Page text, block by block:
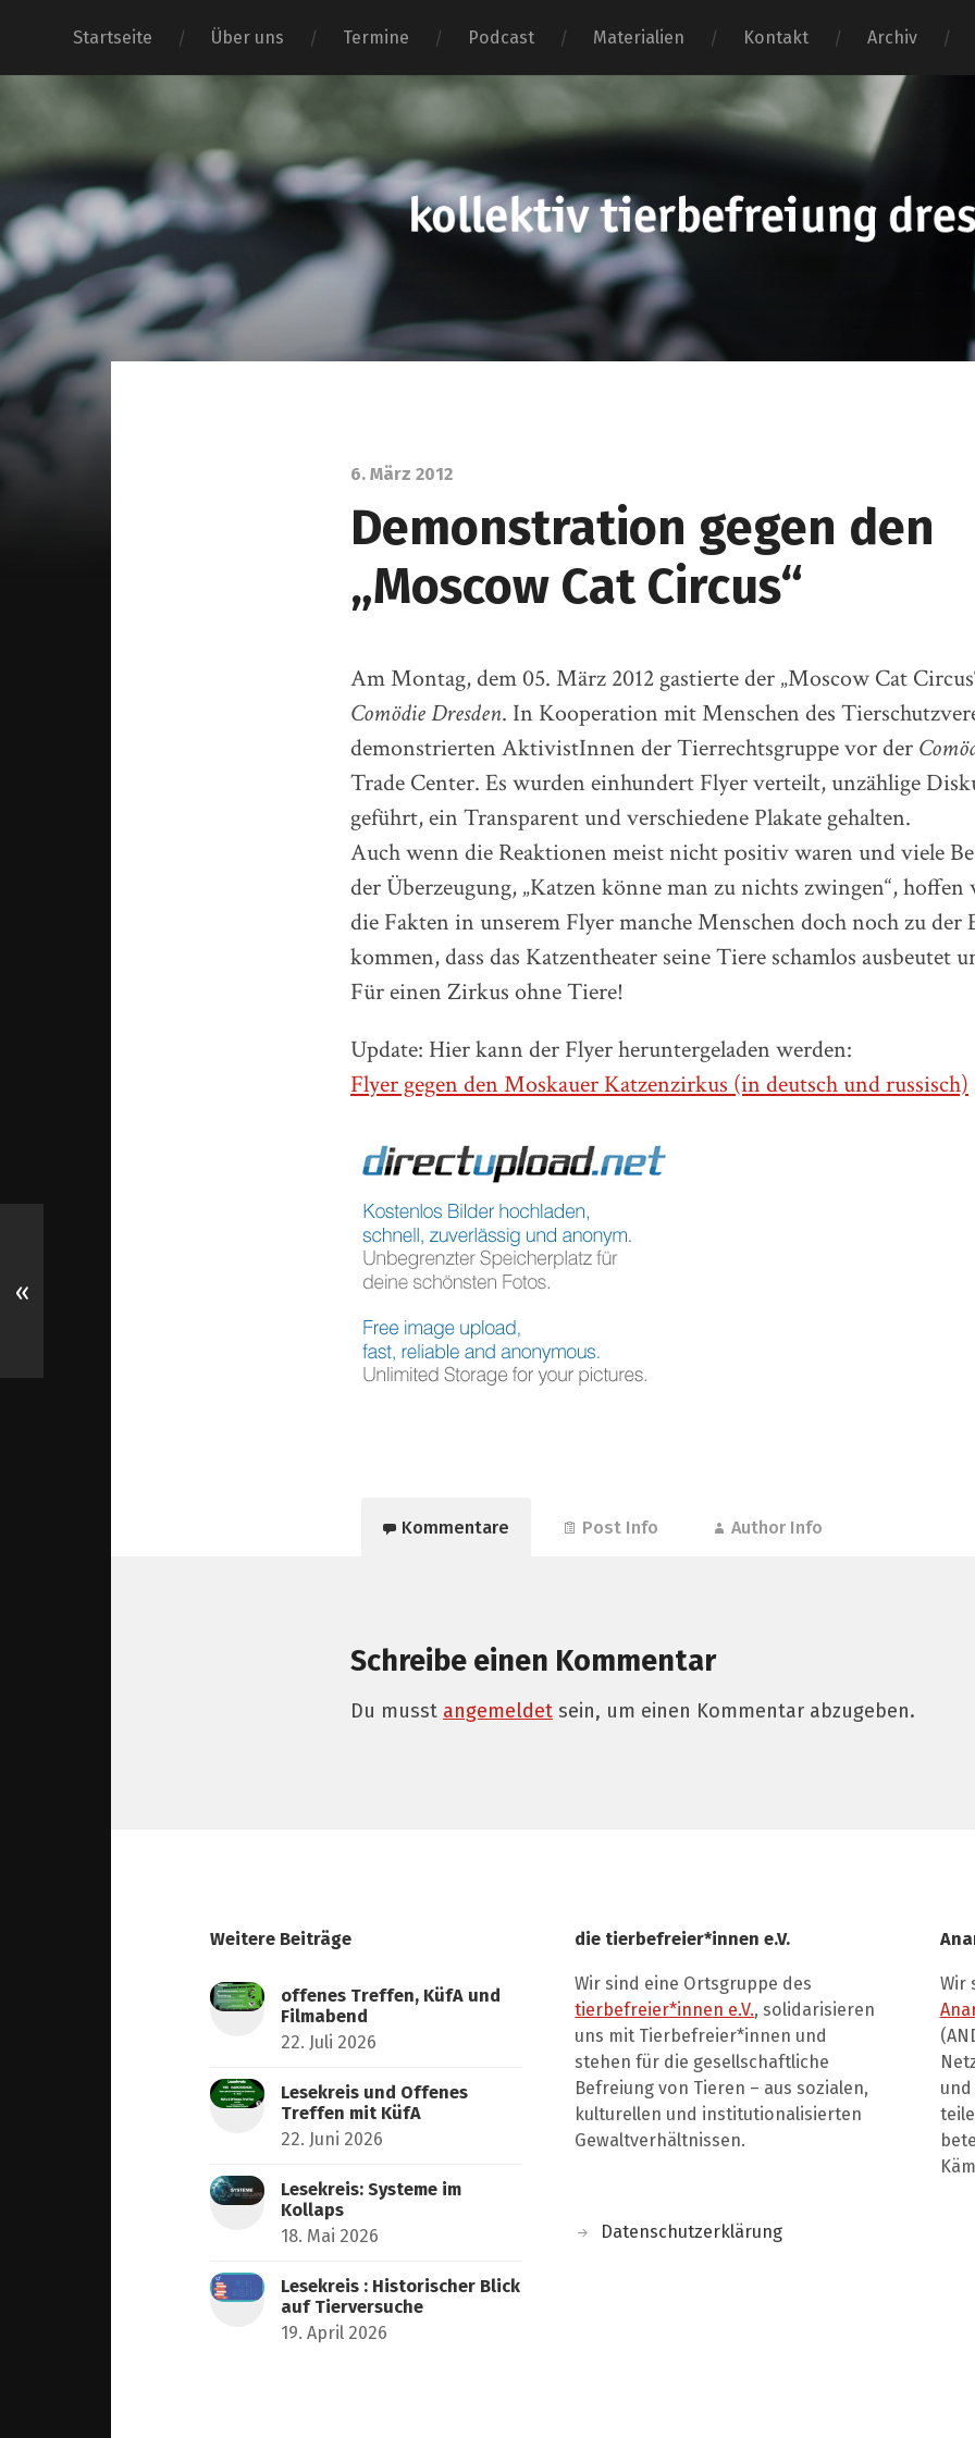
Startseite Über uns Termine Podcast Materialien Kontakt Archiv
6. März 2012
Demonstration gegen den
„Moscow Cat Circus“
Am Montag, dem 05. März 2012 gastierte der „Moscow Cat
Comödie Dresden. In Kooperation mit Menschen des
demonstrierten AktivistInnen der Tierrechtsgruppe vor der
Trade Center. Es wurden einhundert Flyer verteilt, unzählige
geführt, ein Transparent und verschiedene Plakate gehalten.
Auch wenn die Reaktionen meist nicht positiv waren und viele
der Überzeugung, „Katzen könne man zu nichts zwingen“, hoffen
die Fakten in unserem Flyer manche Menschen doch noch zu der
kommen, dass das Katzentheater seine Tiere schamlos ausbeutet
Für einen Zirkus ohne Tiere!
Update: Hier kann der Flyer heruntergeladen werden:
Flyer gegen den Moskauer Katzenzirkus (in deutsch und russisch)
Kommentare Post Info Author Info
Schreibe einen Kommentar
Du musst angemeldet sein, um einen Kommentar abzugeben.
«
Weitere Beiträge
offenes Treffen, KüfA und
Filmabend
22. Juli 2026
Lesekreis und Offenes
Treffen mit KüfA
22. Juni 2026
Lesekreis: Systeme im
Kollaps
18. Mai 2026
Lesekreis : Historischer Blick
auf Tierversuche
19. April 2026
die tierbefreier*innen e.V.
Wir sind eine Ortsgruppe des
tierbefreier*innen e.V., solidarisieren
uns mit Tierbefreier*innen und
stehen für die gesellschaftliche
Befreiung von Tieren – aus sozialen,
kulturellen und institutionalisierten
Gewaltverhältnissen.
Datenschutzerklärung
Wir